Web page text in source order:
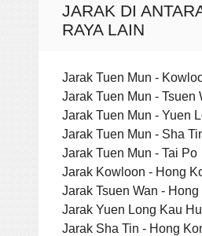
JARAK DI
RAYA LAIN
Jarak Tuen Mun -
Jarak Tuen Mun - Tsuen
Jarak Tuen Mun - Yuen
Jarak Tuen Mun - Sha
Jarak Tuen Mun - Tai Po
Jarak Kowloon - Hong
Jarak Tsuen Wan - Hong
Jarak Yuen Long Kau
Jarak Sha Tin - Hong